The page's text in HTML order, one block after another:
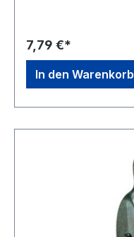
7,79 €*
In den Warenkorb